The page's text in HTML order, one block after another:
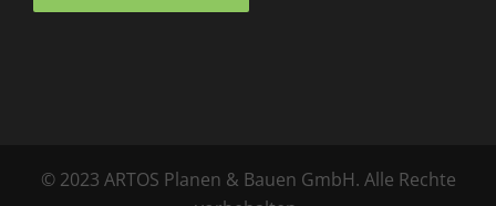
© 2023 ARTOS Planen & Bauen GmbH. Alle Rechte